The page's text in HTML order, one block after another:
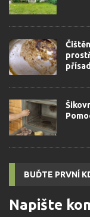
BUĎTE PRVNÍ
Napište